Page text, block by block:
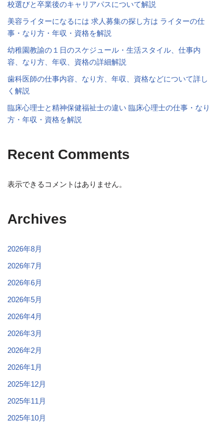
校選びと卒業後のキャリアパスについて解説
美容ライターになるには 求人募集の探し方は ライターの仕
事・なり方・年収・資格を解説
幼稚園教諭の１日のスケジュール・生活スタイル、仕事内
容、なり方、年収、資格の詳細解説
歯科医師の仕事内容、なり方、年収、資格などについて詳し
く解説
臨床心理士と精神保健福祉士の違い 臨床心理士の仕事・なり
方・年収・資格を解説
Recent Comments
表示できるコメントはありません。
Archives
2026年8月
2026年7月
2026年6月
2026年5月
2026年4月
2026年3月
2026年2月
2026年1月
2025年12月
2025年11月
2025年10月